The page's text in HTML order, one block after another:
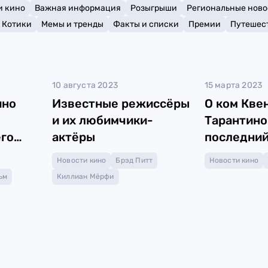
кино Важная информация Розыгрыши
Региональные
Котики
Мемы и тренды Факты и списки Премии
10 августа 2023
Известные режиссёры
и их любимчики-
актёры
Новости кино
Брэд Питт
Киллиан Мёрфи
15 марта 2023
О ком
Новости кино